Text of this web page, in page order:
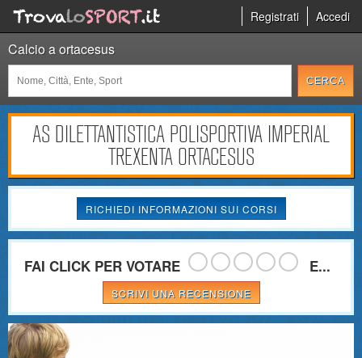
Registrati Accedi
Calcio a ortacesus
AS DILETTANTISTICA POLISPORTIVA IMPERIAL
TREXENTA ORTACESUS
RICHIEDI INFORMAZIONI SUI CORSI
FAI CLICK PER VOTARE E...
SCRIVI UNA RECENSIONE